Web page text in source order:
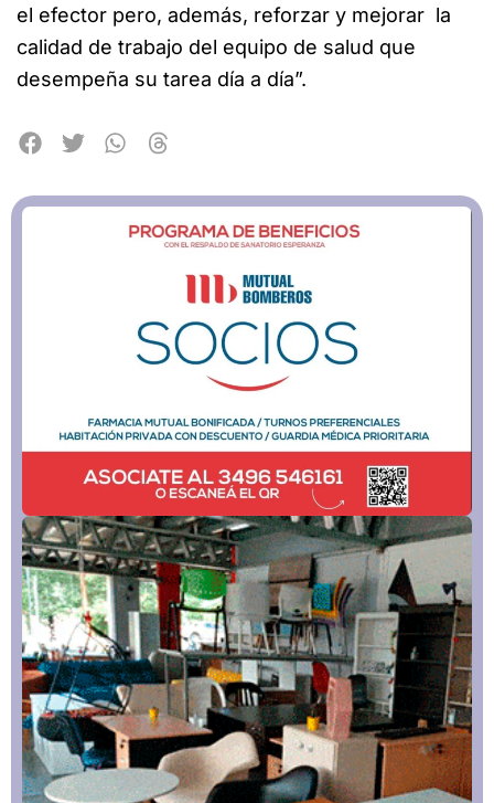
el efector pero, además, reforzar y mejorar la
calidad de trabajo del equipo de salud que
desempeña su tarea día a día”.